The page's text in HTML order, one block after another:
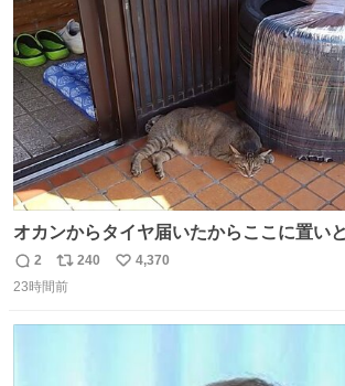
数
オカンからタイヤ届いたからここに置い
られてきたけど明らかに猫が邪魔くさそ
返
信
2
リ
ポ
240
い
4,370
23時間前